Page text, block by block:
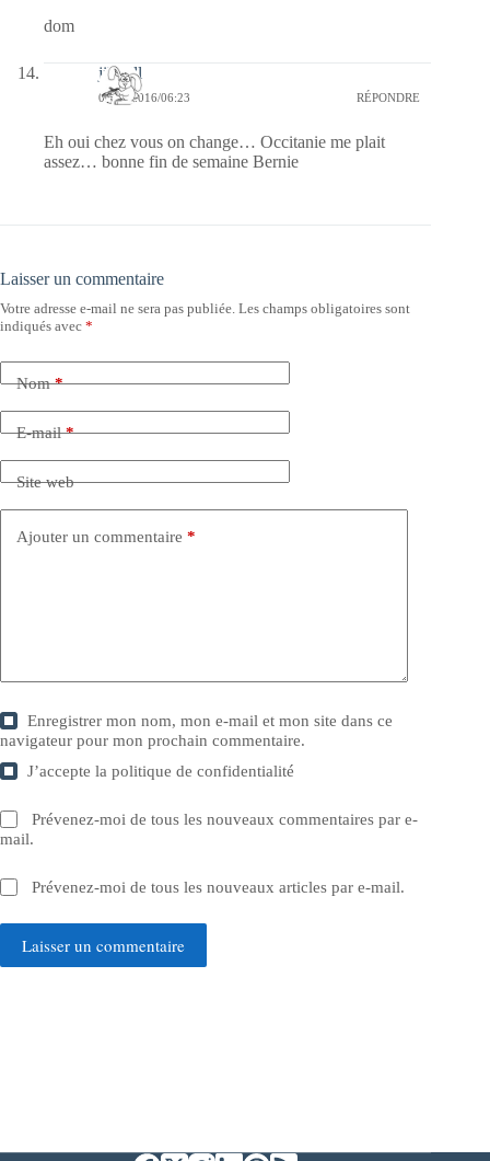
dom
jill bill
03/06/2016/06:23 RÉPONDRE
Eh oui chez vous on change… Occitanie me plait
assez… bonne fin de semaine Bernie
Laisser un commentaire
Votre adresse e-mail ne sera pas publiée. Les champs obligatoires sont
indiqués avec *
Nom*
E-mail*
Site web
Ajouter un commentaire *
Enregistrer mon nom, mon e-mail et mon site dans ce
navigateur pour mon prochain commentaire.
J’accepte lapolitique de confidentialité
Prévenez-moi de tous les nouveaux commentaires par e-
mail.
Prévenez-moi de tous les nouveaux articles par e-mail.
Laisser un commentaire